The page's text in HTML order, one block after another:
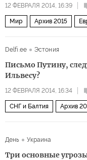
12 ФЕВРАЛЯ 2014, 16:39
Мир Архив 2015
Delfi.ee Эстония
Письмо Путину,
Ильвесу?
12 ФЕВРАЛЯ 2014, 16:34
СНГ и Балтия Архив
День Украина
Три основные